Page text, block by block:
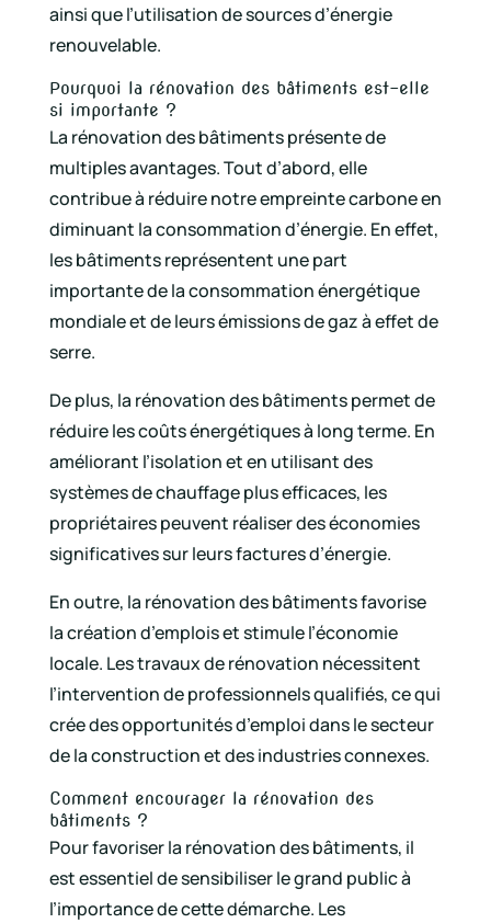
ainsi que l’utilisation de sources d’énergie
renouvelable.
Pourquoi la rénovation des bâtiments est-elle
si importante ?
La rénovation des bâtiments présente de
multiples avantages. Tout d’abord, elle
contribue à réduire notre empreinte carbone en
diminuant la consommation d’énergie. En effet,
les bâtiments représentent une part
importante de la consommation énergétique
mondiale et de leurs émissions de gaz à effet de
serre.
De plus, la rénovation des bâtiments permet de
réduire les coûts énergétiques à long terme. En
améliorant l’isolation et en utilisant des
systèmes de chauffage plus efficaces, les
propriétaires peuvent réaliser des économies
significatives sur leurs factures d’énergie.
En outre, la rénovation des bâtiments favorise
la création d’emplois et stimule l’économie
locale. Les travaux de rénovation nécessitent
l’intervention de professionnels qualifiés, ce qui
crée des opportunités d’emploi dans le secteur
de la construction et des industries connexes.
Comment encourager la rénovation des
bâtiments ?
Pour favoriser la rénovation des bâtiments, il
est essentiel de sensibiliser le grand public à
l’importance de cette démarche. Les